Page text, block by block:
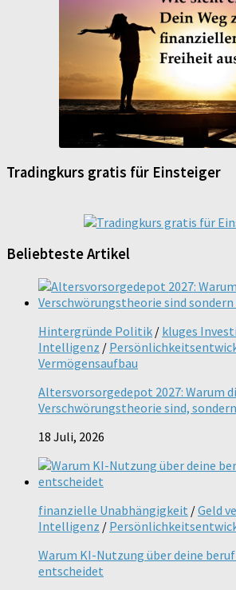
Tradingkurs gratis für Einsteiger
Beliebteste Artikel
Hintergründe Politik / kluges
Intelligenz /
Vermögensaufbau
Altersvorsorgedepot 2027: Warum
Verschwörungstheorie sind,
18 Juli, 2026
finanzielle Unabhängigkeit /Geld
Intelligenz /
Warum KI-Nutzung über deine
entscheidet